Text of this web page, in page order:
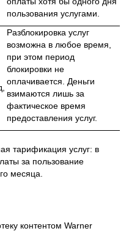
пользования услугами.
Разблокировка услуг
возможна в любое время,
при этом период
блокировки не
оплачивается. Деньги
взимаются лишь за
фактическое время
предоставления услуг.
тарификация услуг: в
за пользование
месяца.
контентом Warner